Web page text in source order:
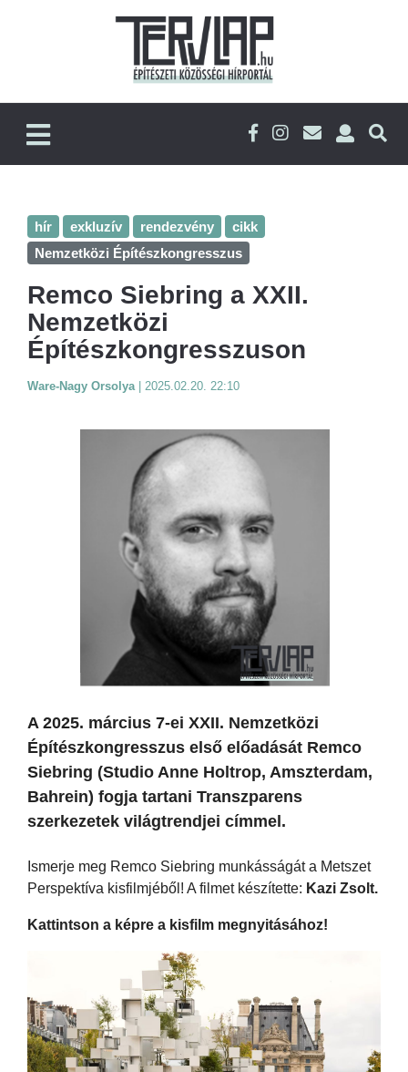
hír exkluzív rendezvény
cikk
Nemzetközi Építészkongresszus
Remco Siebring a XXII.
Nemzetközi
Építészkongresszuson
Ware-Nagy Orsolya 2025.02.20. 22:10
A 2025. március 7-ei XXII. Nemzetközi
Építészkongresszus első előadását Remco
Siebring (Studio Anne Holtrop, Amszterdam,
Bahrein) fogja tartani Transzparens
szerkezetek világtrendjei címmel.
Ismerje meg Remco Siebring munkásságát a Metszet
Perspektíva kisfilmjéből! A filmet készítette: Kazi Zsolt.
Kattintson a képre a kisfilm megnyitásához!